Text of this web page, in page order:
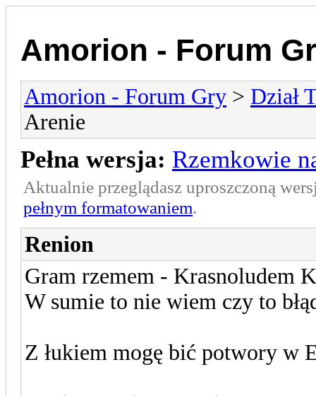
Amorion - Forum
Amorion - Forum Gry > Dział
Arenie
Pełna wersja: Rzemkowie
Aktualnie przeglądasz uproszczoną
pełnym formatowaniem.
Renion
Gram rzemem - Krasnoludem
W sumie to nie wiem czy to
Z łukiem mogę bić potwory w